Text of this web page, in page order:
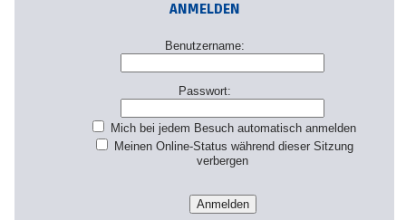
ANMELDEN
Benutzername:
Passwort:
Mich bei jedem Besuch automatisch anmelden
Meinen Online-Status während dieser Sitzung
verbergen